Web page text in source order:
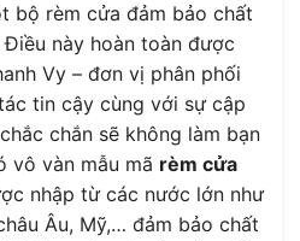
bộ rèm cửa đảm bảo chất
này hoàn toàn được
Vy – đơn vị phân phối
tin cậy cùng với sự cập
chắn sẽ không làm bạn
vô vàn mẫu mã rèm cửa
nhập từ các nước lớn như
Âu, Mỹ,… đảm bảo chất